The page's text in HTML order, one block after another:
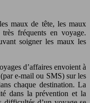
maux de tête, les maux
fréquents en voyage.
soigner les maux les
d’affaires envoient à
e-mail ou SMS) sur les
chaque destination. La
dans la prévention et la